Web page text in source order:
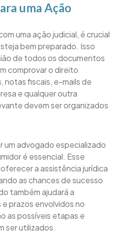
uma Ação
uma ação judicial, é crucial
bem preparado. Isso
de todos os documentos
comprovar o direito
notas fiscais, e-mails de
e qualquer outra
devem ser organizados
um advogado especializado
é essencial. Esse
a assistência jurídica
as chances de sucesso
também ajudará a
prazos envolvidos no
as possíveis etapas e
ser utilizados.